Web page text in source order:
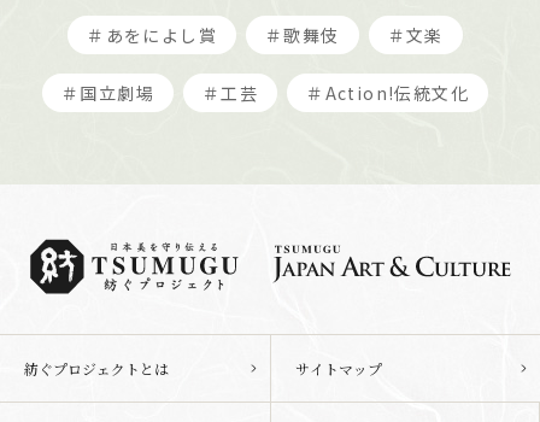
＃あをによし賞 ＃歌舞伎 ＃文楽
＃国立劇場 ＃工芸 ＃Action!伝統文化
紡ぐプロジェクトとは サイトマップ